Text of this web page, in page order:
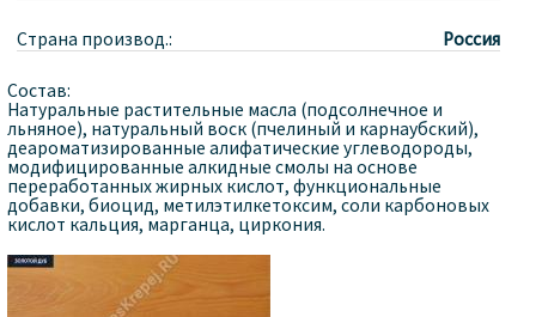
Страна производ.: Россия
Состав:
Натуральные растительные масла (подсолнечное и
льняное), натуральный воск (пчелиный и карнаубский),
деароматизированные алифатические углеводороды,
модифицированные алкидные смолы на основе
переработанных жирных кислот, функциональные
добавки, биоцид, метилэтилкетоксим, соли карбоновых
кислот кальция, марганца, циркония.